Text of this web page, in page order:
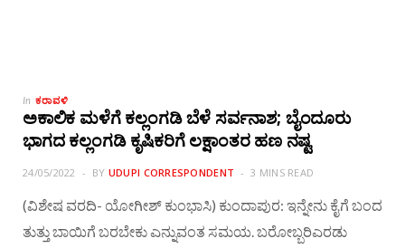
In ಕರಾವಳಿ
ಅಕಾಲಿಕ ಮಳೆಗೆ ಕಲ್ಲಂಗಡಿ ಬೆಳೆ‌ ಸರ್ವನಾಶ; ಬೈಂದೂರು
ಭಾಗದ ಕಲ್ಲಂಗಡಿ ಕೃಷಿಕರಿಗೆ ಲಕ್ಷಾಂತರ ಹಣ ನಷ್ಟ
24/05/2022 BY UDUPI CORRESPONDENT 3 MINS READ
(ವಿಶೇಷ ವರದಿ- ಯೋಗೀಶ್ ಕುಂಭಾಸಿ) ಕುಂದಾಪುರ: ಇನ್ನೇನು ಕೈಗೆ ಬಂದ
ತುತ್ತು ಬಾಯಿಗೆ ಬರಬೇಕು ಎನ್ನುವಂತ ಸಮಯ. ಬರೋಬ್ಬರಿ‌ಎರಡು